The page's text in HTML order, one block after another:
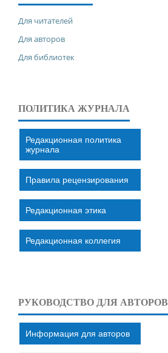
Для читателей
Для авторов
Для библиотек
ПОЛИТИКА ЖУРНАЛА
Редакционная политика
журнала
Правила рецензирования
Редакционная этика
Редакционная коллегия
РУКОВОДСТВО ДЛЯ АВТОРОВ
Информация для авторов